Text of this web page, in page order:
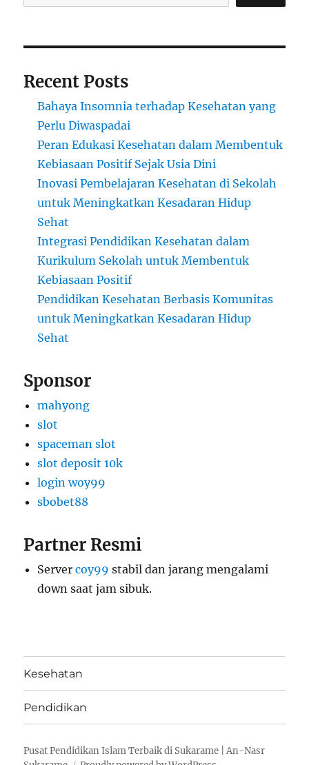
Recent Posts
Bahaya Insomnia terhadap Kesehatan yang
Perlu Diwaspadai
Peran Edukasi Kesehatan dalam Membentuk
Kebiasaan Positif Sejak Usia Dini
Inovasi Pembelajaran Kesehatan di Sekolah
untuk Meningkatkan Kesadaran Hidup
Sehat
Integrasi Pendidikan Kesehatan dalam
Kurikulum Sekolah untuk Membentuk
Kebiasaan Positif
Pendidikan Kesehatan Berbasis Komunitas
untuk Meningkatkan Kesadaran Hidup
Sehat
Sponsor
mahyong
slot
spaceman slot
slot deposit 10k
login woy99
sbobet88
Partner Resmi
Servercoy99 stabil dan jarang mengalami
down saat jam sibuk.
Kesehatan
Pendidikan
Pusat Pendidikan Islam Terbaik di Sukarame | An-Nasr